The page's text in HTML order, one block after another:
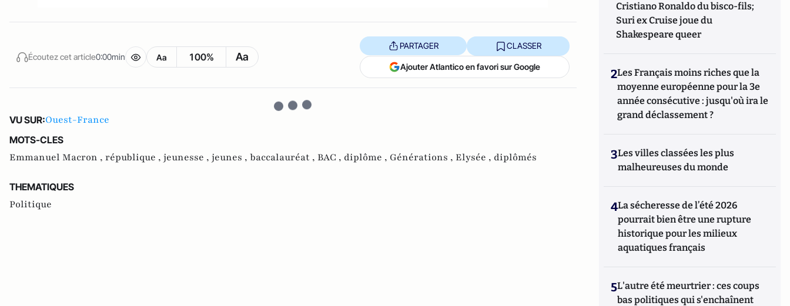
Écoutez cet article0:00min Aa 100% Aa
PARTAGER CLASSER
Ajouter Atlantico en favori sur Google
VU SUR:Ouest-France
MOTS-CLES
Emmanuel Macron , république , jeunesse , jeunes , baccalauréat , BAC , diplôme , Générations , Elysée , diplômés
THEMATIQUES
Politique
Cristiano Ronaldo du bisco-fils;
Suri ex Cruise joue du
Shakespeare queer
2Les Français moins riches que la
moyenne européenne pour la 3e
année consécutive : jusqu'où ira le
grand déclassement ?
3Les villes classées les plus
malheureuses du monde
4La sécheresse de l’été 2026
pourrait bien être une rupture
historique pour les milieux
aquatiques français
5L'autre été meurtrier : ces coups
bas politiques qui s'enchaînent